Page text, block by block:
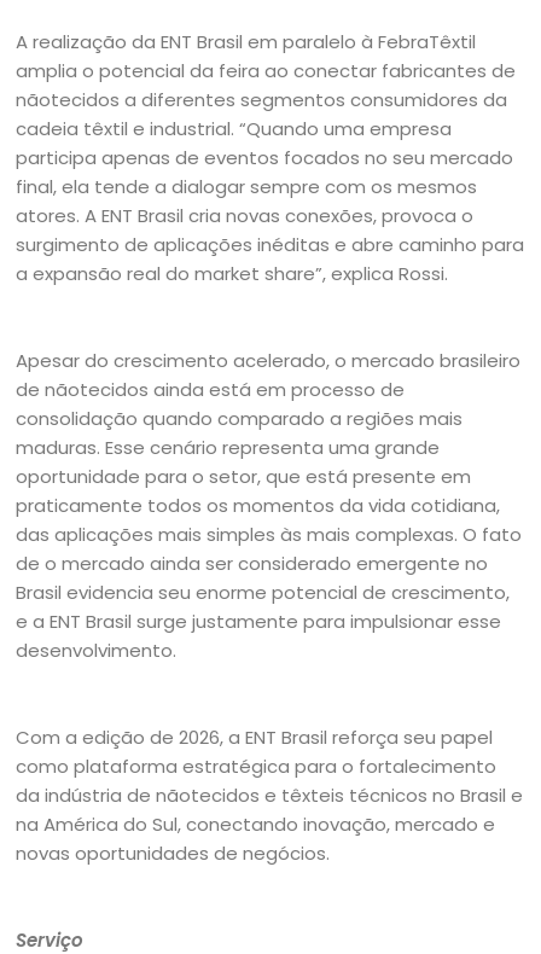
A realização da ENT Brasil em paralelo à FebraTêxtil
amplia o potencial da feira ao conectar fabricantes de
nãotecidos a diferentes segmentos consumidores da
cadeia têxtil e industrial. “Quando uma empresa
participa apenas de eventos focados no seu mercado
final, ela tende a dialogar sempre com os mesmos
atores. A ENT Brasil cria novas conexões, provoca o
surgimento de aplicações inéditas e abre caminho para
a expansão real do market share”, explica Rossi.
Apesar do crescimento acelerado, o mercado brasileiro
de nãotecidos ainda está em processo de
consolidação quando comparado a regiões mais
maduras. Esse cenário representa uma grande
oportunidade para o setor, que está presente em
praticamente todos os momentos da vida cotidiana,
das aplicações mais simples às mais complexas. O fato
de o mercado ainda ser considerado emergente no
Brasil evidencia seu enorme potencial de crescimento,
e a ENT Brasil surge justamente para impulsionar esse
desenvolvimento.
Com a edição de 2026, a ENT Brasil reforça seu papel
como plataforma estratégica para o fortalecimento
da indústria de nãotecidos e têxteis técnicos no Brasil e
na América do Sul, conectando inovação, mercado e
novas oportunidades de negócios.
Serviço